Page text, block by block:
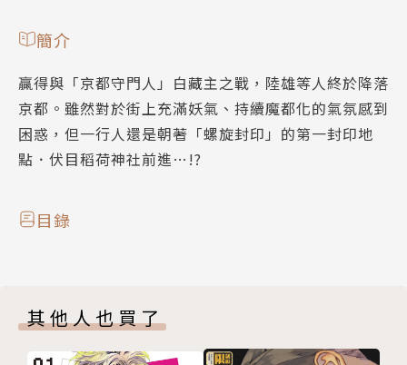
簡介
贏得與「京都守門人」白藏主之戰，陸雄等人終於降落
京都。雖然對於街上充滿妖氣、持續魔都化的氣氛感到
困惑，但一行人還是朝著「螺旋封印」的第一封印地
點．伏目稻荷神社前進…!?
目錄
其他人也買了